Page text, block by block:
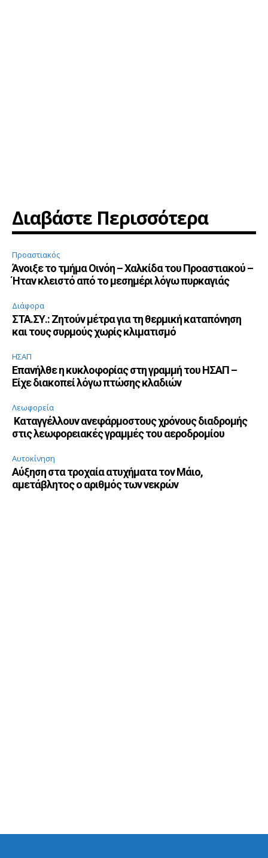
Διαβάστε Περισσότερα
Προαστιακός
Άνοιξε το τμήμα Οινόη – Χαλκίδα του Προαστιακού –
Ήταν κλειστό από το μεσημέρι λόγω πυρκαγιάς
Διάφορα
ΣΤΑ.ΣΥ.: Ζητούν μέτρα για τη θερμική καταπόνηση
και τους συρμούς χωρίς κλιματισμό
ΗΣΑΠ
Επανήλθε η κυκλοφορίας στη γραμμή του ΗΣΑΠ –
Είχε διακοπεί λόγω πτώσης κλαδιών
Λεωφορεία
Καταγγέλλουν ανεφάρμοστους χρόνους διαδρομής
στις λεωφορειακές γραμμές του αεροδρομίου
Αυτοκίνηση
Αύξηση στα τροχαία ατυχήματα τον Μάιο,
αμετάβλητος ο αριθμός των νεκρών